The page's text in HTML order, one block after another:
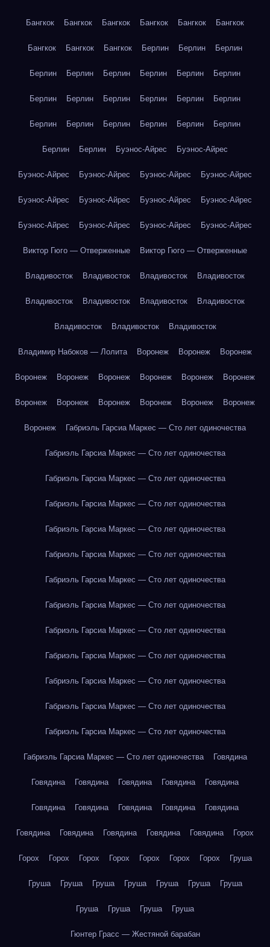
Бангкок Бангкок Бангкок Бангкок Бангкок Бангкок
Бангкок Бангкок Бангкок Берлин Берлин Берлин
Берлин Берлин Берлин Берлин Берлин Берлин
Берлин Берлин Берлин Берлин Берлин Берлин
Берлин Берлин Берлин Берлин Берлин Берлин
Берлин Берлин Буэнос-Айрес Буэнос-Айрес
Буэнос-Айрес Буэнос-Айрес Буэнос-Айрес Буэнос-Айрес
Буэнос-Айрес Буэнос-Айрес Буэнос-Айрес Буэнос-Айрес
Буэнос-Айрес Буэнос-Айрес Буэнос-Айрес Буэнос-Айрес
Виктор Гюго — Отверженные Виктор Гюго — Отверженные
Владивосток Владивосток Владивосток Владивосток
Владивосток Владивосток Владивосток Владивосток
Владивосток Владивосток Владивосток
Владимир Набоков — Лолита Воронеж Воронеж Воронеж
Воронеж Воронеж Воронеж Воронеж Воронеж Воронеж
Воронеж Воронеж Воронеж Воронеж Воронеж Воронеж
Воронеж Габриэль Гарсиа Маркес — Сто лет одиночества
Габриэль Гарсиа Маркес — Сто лет одиночества
Габриэль Гарсиа Маркес — Сто лет одиночества
Габриэль Гарсиа Маркес — Сто лет одиночества
Габриэль Гарсиа Маркес — Сто лет одиночества
Габриэль Гарсиа Маркес — Сто лет одиночества
Габриэль Гарсиа Маркес — Сто лет одиночества
Габриэль Гарсиа Маркес — Сто лет одиночества
Габриэль Гарсиа Маркес — Сто лет одиночества
Габриэль Гарсиа Маркес — Сто лет одиночества
Габриэль Гарсиа Маркес — Сто лет одиночества
Габриэль Гарсиа Маркес — Сто лет одиночества
Габриэль Гарсиа Маркес — Сто лет одиночества
Габриэль Гарсиа Маркес — Сто лет одиночества Говядина
Говядина Говядина Говядина Говядина Говядина
Говядина Говядина Говядина Говядина Говядина
Говядина Говядина Говядина Говядина Говядина Горох
Горох Горох Горох Горох Горох Горох Горох Груша
Груша Груша Груша Груша Груша Груша Груша
Груша Груша Груша Груша
Гюнтер Грасс — Жестяной барабан